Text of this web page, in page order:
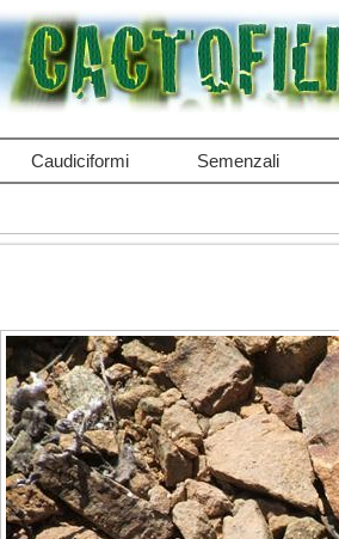
Caudiciformi Semenzali